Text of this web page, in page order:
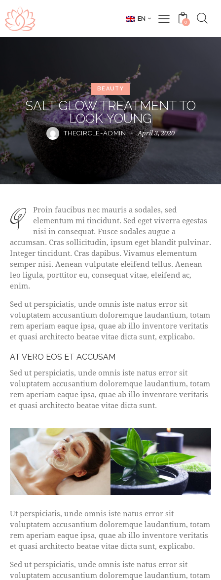
EN 0
BEAUTY
SALT GLOW TREATMENT TO
LOOK YOUNG
THECIRCLE-ADMIN April 3, 2020
qProin faucibus nec mauris a sodales, sed
elementum mi tincidunt. Sed eget viverra egestas
nisi in consequat. Fusce sodales augue a
accumsan. Cras sollicitudin, ipsum eget blandit pulvinar.
Integer tincidunt. Cras dapibus. Vivamus elementum
semper nisi. Aenean vulputate eleifend tellus. Aenean
leo ligula, porttitor eu, consequat vitae, eleifend ac,
enim.
Sed ut perspiciatis, unde omnis iste natus error sit
voluptatem accusantium doloremque laudantium, totam
rem aperiam eaque ipsa, quae ab illo inventore veritatis
et quasi architecto beatae vitae dicta sunt, explicabo.
AT VERO EOS ET ACCUSAM
Sed ut perspiciatis, unde omnis iste natus error sit
voluptatem accusantium doloremque laudantium, totam
rem aperiam eaque ipsa, quae ab illo inventore veritatis
et quasi architecto beatae vitae dicta sunt.
Ut perspiciatis, unde omnis iste natus error sit
voluptatem accusantium doloremque laudantium, totam
rem aperiam eaque ipsa, quae ab illo inventore veritatis
et quasi architecto beatae vitae dicta sunt, explicabo.
Sed ut perspiciatis, unde omnis iste natus error sit
voluptatem accusantium doloremque laudantium, totam